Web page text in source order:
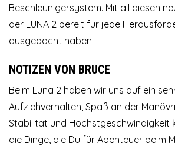
Beschleunigersystem. Mit all diesen
der LUNA 2 bereit für jede
ausgedacht haben!
NOTIZEN VON BRUCE
Beim Luna 2 haben wir uns auf ein
Aufziehverhalten, Spaß an der
Stabilität und Höchstgeschwindigkeit
die Dinge, die Du für Abenteuer beim